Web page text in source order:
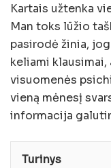
Kartais užtenka
Man toks lūžio
pasirodė žinia,
keliami
visuomenės
vieną mėnesį
informacija
Turinys